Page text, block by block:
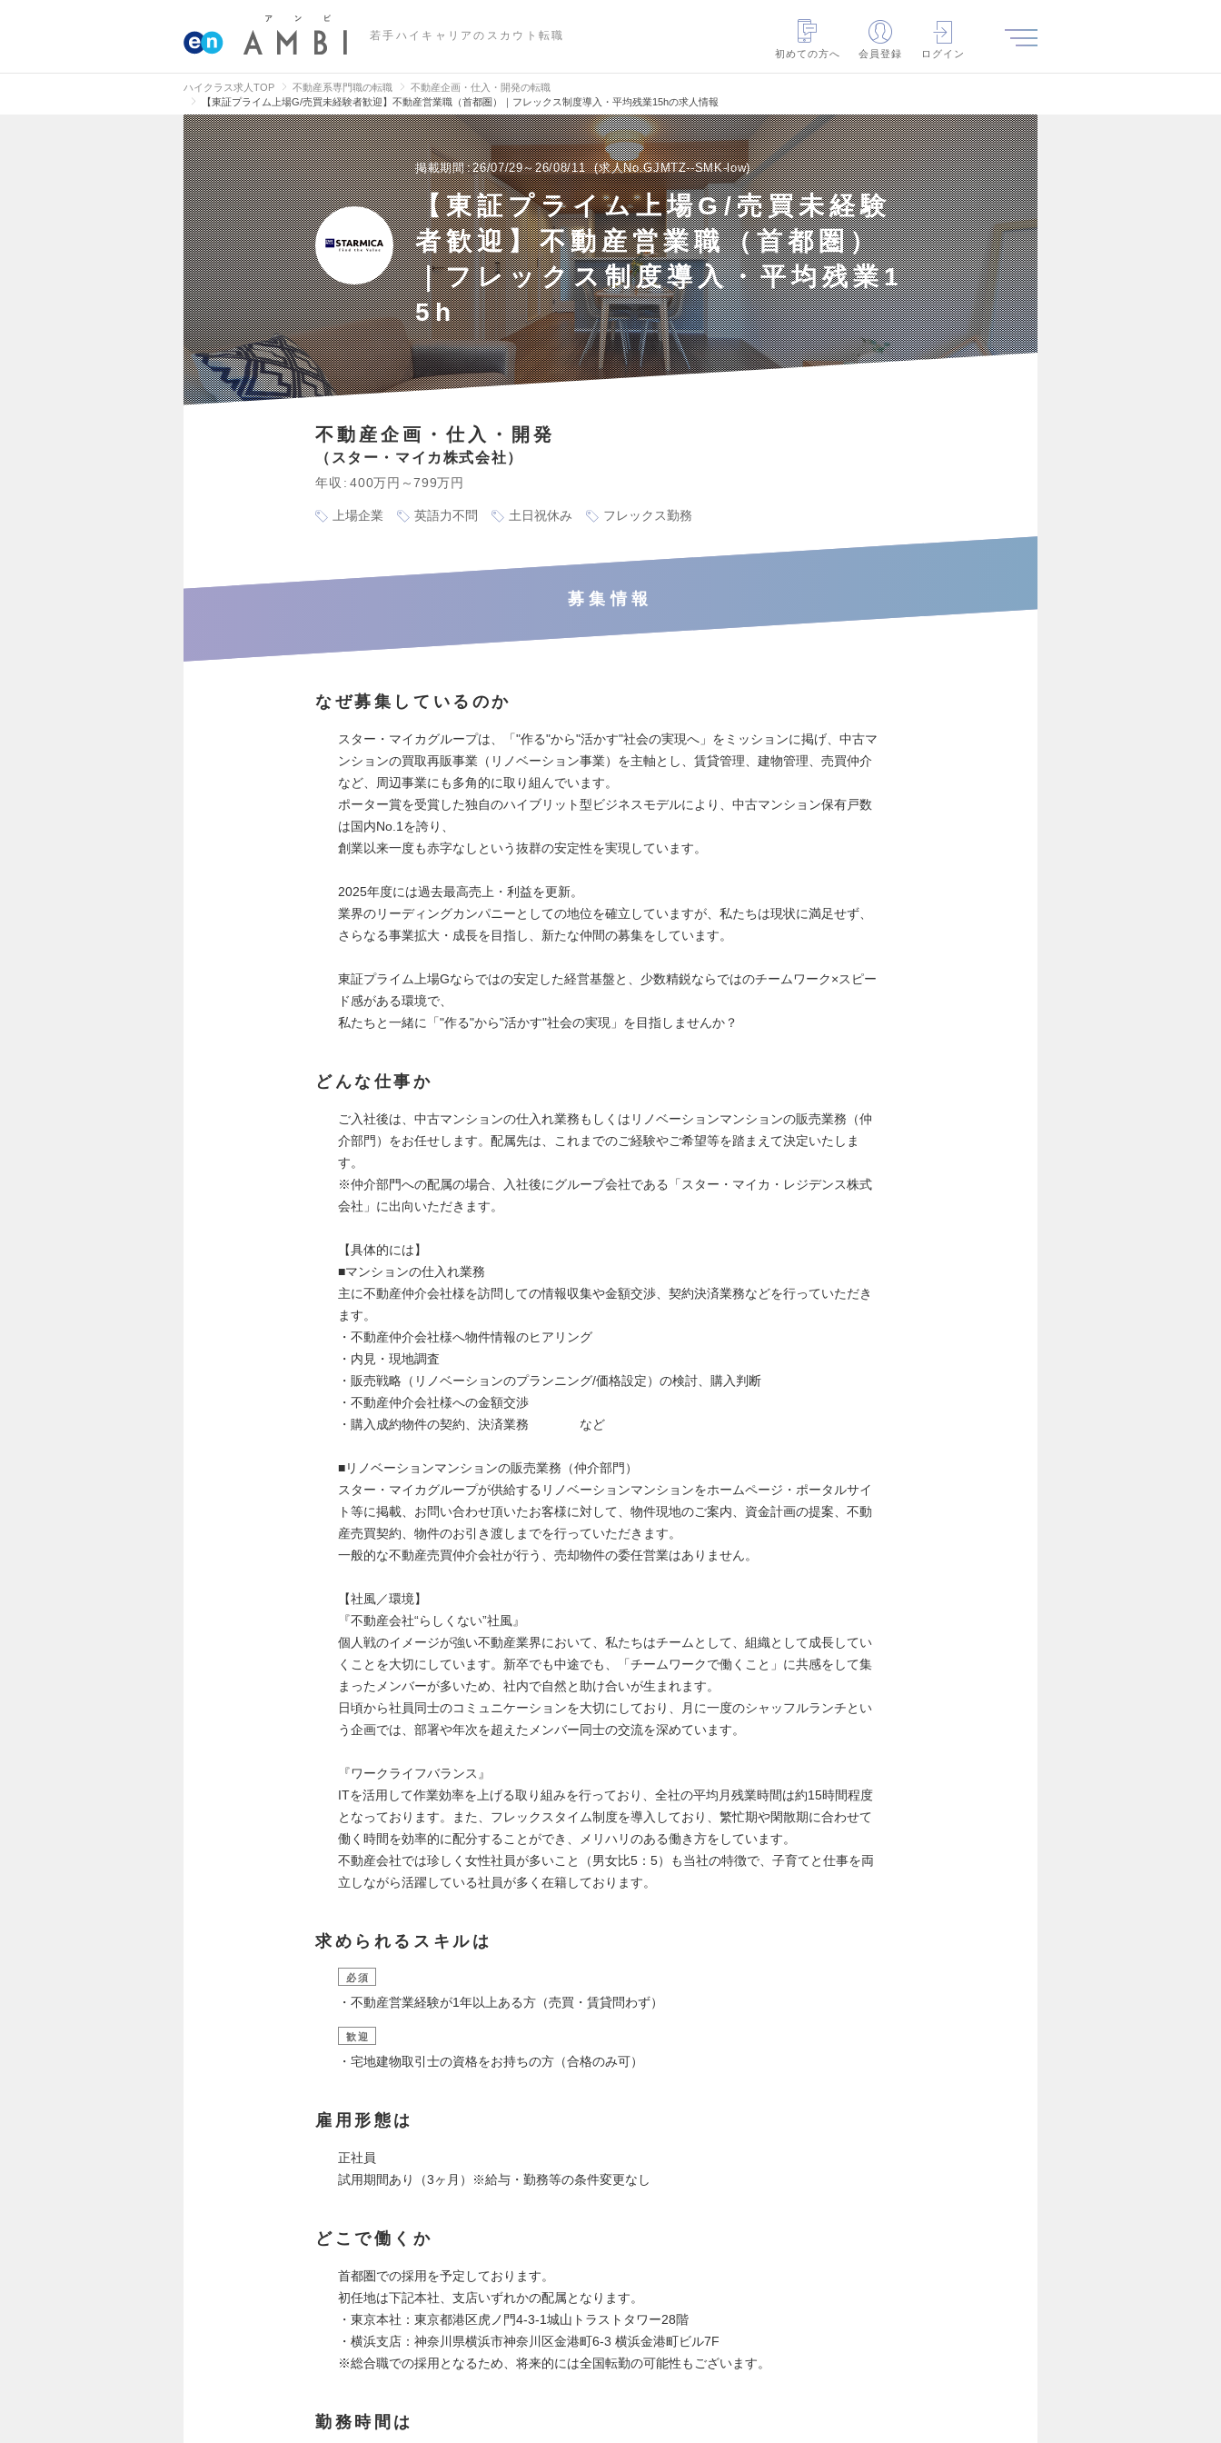
若手ハイキャリアのスカウト転職
初めての方へ
会員登録 ログイン
ハイクラス求人TOP 不動産系専門職の転職
不動産企画・仕入・開発の転職
【東証プライム上場G/売買未経験者歓迎】不動産営業職（首都圏）｜フレックス制度導入・平均残業15hの求人情報
掲載期間 26/07/29～26/08/11 求人No.GJMTZ--SMK-low
【東証プライム上場G/売買未経験
者歓迎】不動産営業職（首都圏）
｜フレックス制度導入・平均残業1
5h
不動産企画・仕入・開発
スター・マイカ株式会社
年収 400万円～799万円
上場企業 英語力不問 土日祝休み フレックス勤務
募集情報
なぜ募集しているのか
スター・マイカグループは、「"作る"から"活かす"社会の実現へ」をミッションに掲げ、中古マ
ンションの買取再販事業（リノベーション事業）を主軸とし、賃貸管理、建物管理、売買仲介
など、周辺事業にも多角的に取り組んでいます。
ポーター賞を受賞した独自のハイブリット型ビジネスモデルにより、中古マンション保有戸数
は国内No.1を誇り、
創業以来一度も赤字なしという抜群の安定性を実現しています。
2025年度には過去最高売上・利益を更新。
業界のリーディングカンパニーとしての地位を確立していますが、私たちは現状に満足せず、
さらなる事業拡大・成長を目指し、新たな仲間の募集をしています。
東証プライム上場Gならではの安定した経営基盤と、少数精鋭ならではのチームワーク×スピー
ド感がある環境で、
私たちと一緒に「"作る"から"活かす"社会の実現」を目指しませんか？
どんな仕事か
ご入社後は、中古マンションの仕入れ業務もしくはリノベーションマンションの販売業務（仲
介部門）をお任せします。配属先は、これまでのご経験やご希望等を踏まえて決定いたしま
す。
※仲介部門への配属の場合、入社後にグループ会社である「スター・マイカ・レジデンス株式
会社」に出向いただきます。
【具体的には】
■マンションの仕入れ業務
主に不動産仲介会社様を訪問しての情報収集や金額交渉、契約決済業務などを行っていただき
ます。
・不動産仲介会社様へ物件情報のヒアリング
・内見・現地調査
・販売戦略（リノベーションのプランニング/価格設定）の検討、購入判断
・不動産仲介会社様への金額交渉
・購入成約物件の契約、決済業務 など
■リノベーションマンションの販売業務（仲介部門）
スター・マイカグループが供給するリノベーションマンションをホームページ・ポータルサイ
ト等に掲載、お問い合わせ頂いたお客様に対して、物件現地のご案内、資金計画の提案、不動
産売買契約、物件のお引き渡しまでを行っていただきます。
一般的な不動産売買仲介会社が行う、売却物件の委任営業はありません。
【社風／環境】
『不動産会社“らしくない”社風』
個人戦のイメージが強い不動産業界において、私たちはチームとして、組織として成長してい
くことを大切にしています。新卒でも中途でも、「チームワークで働くこと」に共感をして集
まったメンバーが多いため、社内で自然と助け合いが生まれます。
日頃から社員同士のコミュニケーションを大切にしており、月に一度のシャッフルランチとい
う企画では、部署や年次を超えたメンバー同士の交流を深めています。
『ワークライフバランス』
ITを活用して作業効率を上げる取り組みを行っており、全社の平均月残業時間は約15時間程度
となっております。また、フレックスタイム制度を導入しており、繁忙期や閑散期に合わせて
働く時間を効率的に配分することができ、メリハリのある働き方をしています。
不動産会社では珍しく女性社員が多いこと（男女比5：5）も当社の特徴で、子育てと仕事を両
立しながら活躍している社員が多く在籍しております。
求められるスキルは
必須
・不動産営業経験が1年以上ある方（売買・賃貸問わず）
歓迎
・宅地建物取引士の資格をお持ちの方（合格のみ可）
雇用形態は
正社員
試用期間あり（3ヶ月）※給与・勤務等の条件変更なし
どこで働くか
首都圏での採用を予定しております。
初任地は下記本社、支店いずれかの配属となります。
・東京本社：東京都港区虎ノ門4-3-1城山トラストタワー28階
・横浜支店：神奈川県横浜市神奈川区金港町6-3 横浜金港町ビル7F
※総合職での採用となるため、将来的には全国転勤の可能性もございます。
勤務時間は